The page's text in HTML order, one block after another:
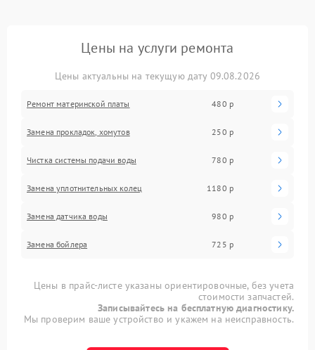
Цены на услуги ремонта
Цены актуальны на текущую дату 09.08.2026
Ремонт материнской платы 480 р
Замена прокладок, хомутов 250 р
Чистка системы подачи воды 780 р
Замена уплотнительных колец 1180 р
Замена датчика воды 980 р
Замена бойлера 725 р
Цены в прайс-листе указаны ориентировочные, без учета
стоимости запчастей.
Записывайтесь на бесплатную диагностику.
Мы проверим ваше устройство и укажем на неисправность.